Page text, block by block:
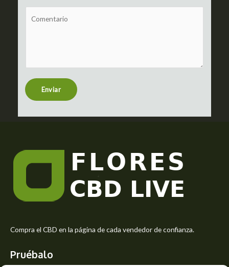
b
t
r
s
e
Enviar
Compra el CBD en la página de cada vendedor de confianza.
Pruébalo